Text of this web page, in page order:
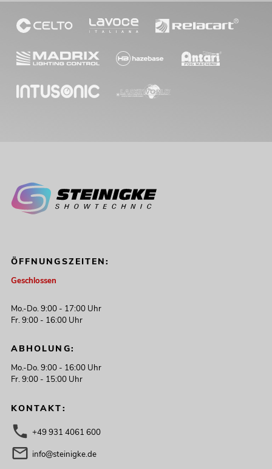
ÖFFNUNGSZEITEN:
Geschlossen
Mo.-Do. 9:00 - 17:00 Uhr
Fr. 9:00 - 16:00 Uhr
ABHOLUNG:
Mo.-Do. 9:00 - 16:00 Uhr
Fr. 9:00 - 15:00 Uhr
KONTAKT:
+49 931 4061 600
info@steinigke.de